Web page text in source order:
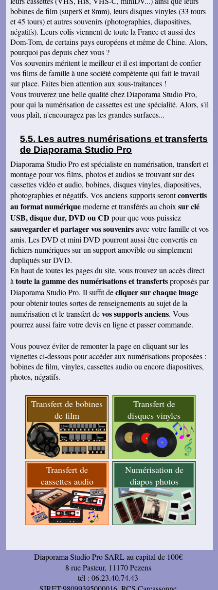
bobines de film (super8 et 8mm), leurs disques vinyles (33 tours
et 45 tours) et autres souvenirs (photographies, diapositives,
négatifs). Leurs colis viennent de toute la France et aussi des
Dom-Tom, de certains pays européens et même de Chine. Alors,
pourquoi pas depuis chez vous ?
Vos souvenirs méritent le meilleur et il est important de confier
vos films de famille à une société compétente qui fait le travail
sur place. Faites bien attention aux sous-traitances !
Vous trouverez une belle qualité chez Diaporama Studio Pro,
pour qui la numérisation de cassettes est une spécialité. Alors, s'il
vous plaît, n'encouragez pas les grandes surfaces...
Les autres numérisations et transferts
de Diaporama Studio Pro
Diaporama Studio Pro est spécialiste en numérisation, transfert et
montage pour vos films, photos et audios se trouvant sur des
cassettes vidéo et audio, bobines, disques vinyles, diapositives,
photographies et négatifs. Vos anciens supports serontconvertis
au format numériquemoderne et transférés au choix sur clé
USB, disque dur, DVD ou CD pour que vous puissiez
sauvegarder et partager vos souvenirsavec votre famille et vos
amis. Les DVD et mini DVD pourront aussi être convertis en
fichiers numériques sur un support amovible ou simplement
dupliqués sur DVD.
En haut de toutes les pages du site, vous trouvez un accès direct
à toute la gamme des numérisations et transfertsproposés par
Diaporama Studio Pro. Il suffit decliquer sur chaque image
pour obtenir toutes sortes de renseignements au sujet de la
numérisation et le transfert devos supports anciens. Vous
pourrez aussi faire votre devis en ligne et passer commande.
Vous pouvez éviter de remonter la page en cliquant sur les
vignettes ci-dessous pour accéder aux numérisations proposées :
bobines de film, vinyles, cassettes audio ou encore diapositives,
photos, négatifs.
Transfert de bobines
de film
Transfert de
disques vinyles
Transfert de
cassettes audio
Numérisation de
diapos photos
Diaporama Studio Pro SARL au capital de 100€
8 rue Pasteur, 11170 Pezens
tél : 06.23.40.74.43